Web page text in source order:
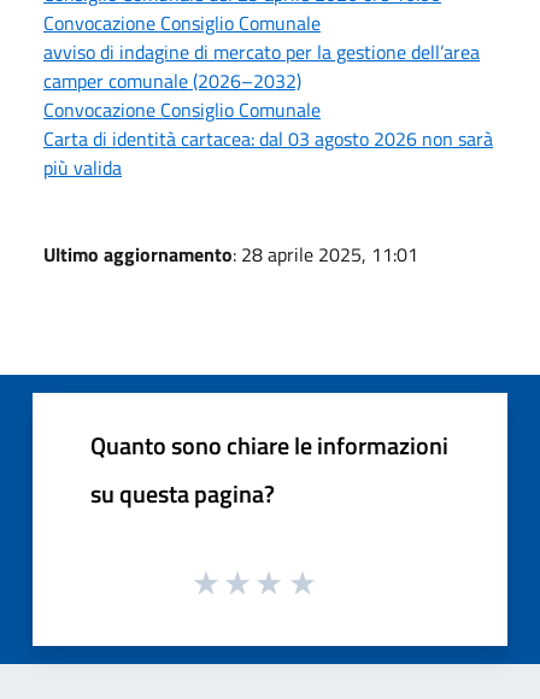
Convocazione Consiglio Comunale
avviso di indagine di mercato per la gestione dell’area
camper comunale (2026–2032)
Convocazione Consiglio Comunale
Carta di identità cartacea: dal 03 agosto 2026 non sarà
più valida
Ultimo aggiornamento: 28 aprile 2025, 11:01
Quanto sono chiare le informazioni
su questa pagina?